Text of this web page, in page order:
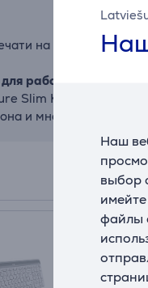
Наш
выбор
файлы
на клавиатуре
рабочей и личной
Slim K950
и многое другое.